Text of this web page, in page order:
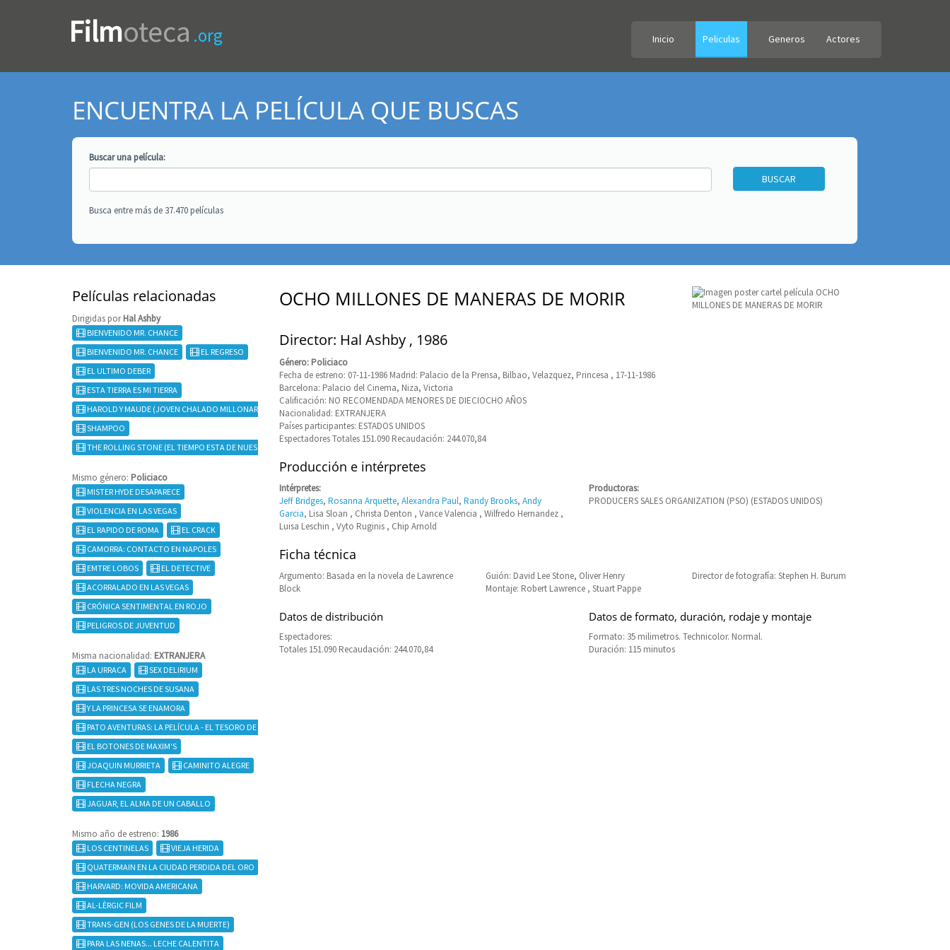
Filmoteca .org Inicio Peliculas Generos Actores
ENCUENTRA LA PELÍCULA QUE BUSCAS
Buscar unapelícula:
Busca entre más de 37.470 películas
Películas relacionadas
Dirigidas porHal Ashby
BIENVENIDO MR. CHANCE
BIENVENIDO MR. CHANCE
EL REGRESO
EL ULTIMO DEBER
ESTA TIERRA ES MI TIERRA
HAROLD Y MAUDE (JOVEN CHALADO MILLONARIO SEDUCE A VIEJA CHIFLADA)
SHAMPOO
THE ROLLING STONE (EL TIEMPO ESTA DE NUESTRA PARTE)
Mismo género: Policiaco
MISTER HYDE DESAPARECE
VIOLENCIA EN LAS VEGAS
EL RAPIDO DE ROMA
EL CRACK
CAMORRA: CONTACTO EN NAPOLES
EMTRE LOBOS
EL DETECTIVE
ACORRALADO EN LAS VEGAS
CRÓNICA SENTIMENTAL EN ROJO
PELIGROS DE JUVENTUD
Misma nacionalidad: EXTRANJERA
LA URRACA
SEX DELIRIUM
LAS TRES NOCHES DE SUSANA
Y LA PRINCESA SE ENAMORA
PATO AVENTURAS: LA PELÍCULA - EL TESORO DE LA LÁMPARA PERDIDA
EL BOTONES DE MAXIM'S
JOAQUIN MURRIETA
CAMINITO ALEGRE
FLECHA NEGRA
JAGUAR, EL ALMA DE UN CABALLO
Mismo año de estreno: 1986
LOS CENTINELAS
VIEJA HERIDA
QUATERMAIN EN LA CIUDAD PERDIDA DEL ORO
HARVARD: MOVIDA AMERICANA
AL-LÈRGIC FILM
TRANS-GEN (LOS GENES DE LA MUERTE)
PARA LAS NENAS... LECHE CALENTITA
OCHO MILLONES DE MANERAS DE MORIR
Director: Hal Ashby , 1986
Género: Policiaco
Fecha de estreno: 07-11-1986 Madrid: Palacio de la Prensa, Bilbao, Velazquez, Princesa , 17-11-1986
Barcelona: Palacio del Cinema, Niza, Victoria
Calificación: NO RECOMENDADA MENORES DE DIECIOCHO AÑOS
Nacionalidad: EXTRANJERA
Países participantes: ESTADOS UNIDOS
Espectadores Totales 151.090 Recaudación: 244.070,84
Producción e intérpretes
Intérpretes:
Jeff Bridges, Rosanna Arquette, Alexandra Paul, Randy Brooks, Andy
Garcia, Lisa Sloan , Christa Denton , Vance Valencia , Wilfredo Hernandez ,
Luisa Leschin , Vyto Ruginis , Chip Arnold
Productoras:
PRODUCERS SALES ORGANIZATION (PSO) (ESTADOS UNIDOS)
Ficha técnica
Argumento: Basada en la novela de Lawrence
Block
Guión: David Lee Stone, Oliver Henry
Director de fotografía: Stephen H. Burum
Montaje: Robert Lawrence , Stuart Pappe
Datos de distribución
Espectadores:
Totales 151.090 Recaudación: 244.070,84
Datos de formato, duración, rodaje y montaje
Formato: 35 milimetros. Technicolor. Normal.
Duración: 115 minutos